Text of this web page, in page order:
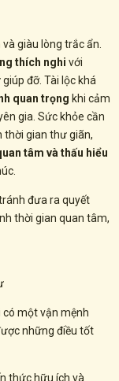
giàu lòng trắc ẩn.
thích nghi với
đỡ. Tài lộc khá
quan trọng khi cảm
gia. Sức khỏe cần
thời gian thư giãn,
tâm và thấu hiểu
đưa ra quyết
thời gian quan tâm,
một vận mệnh
những điều tốt
thức hữu ích và